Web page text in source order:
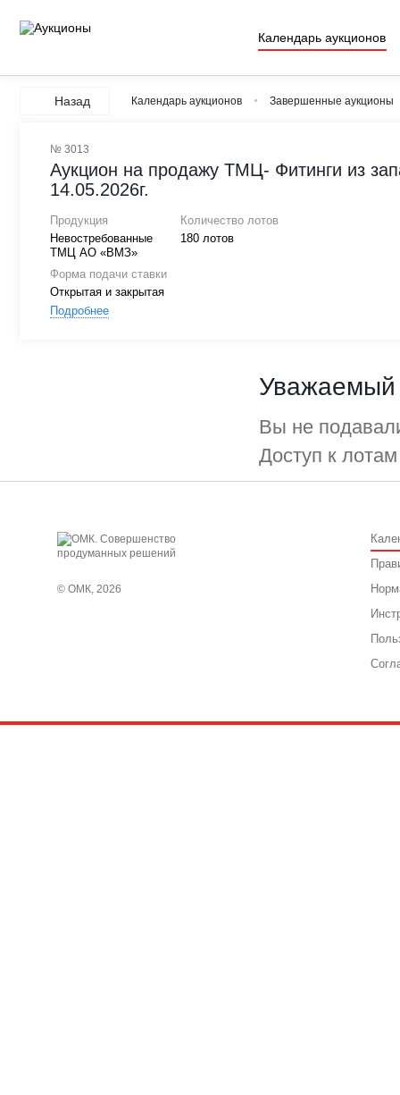
Календарь аукционов
Назад Календарь аукционов Завершенные аукционы
№ 3013
Аукцион на продажу ТМЦ- Фитинги из
14.05.2026г.
Продукция
Невостребованные
ТМЦ АО «ВМЗ»
Количество лотов
180 лотов
Форма подачи ставки
Открытая и закрытая
Подробнее
Уважаемый
Вы не
Доступ к
© ОМК, 2026